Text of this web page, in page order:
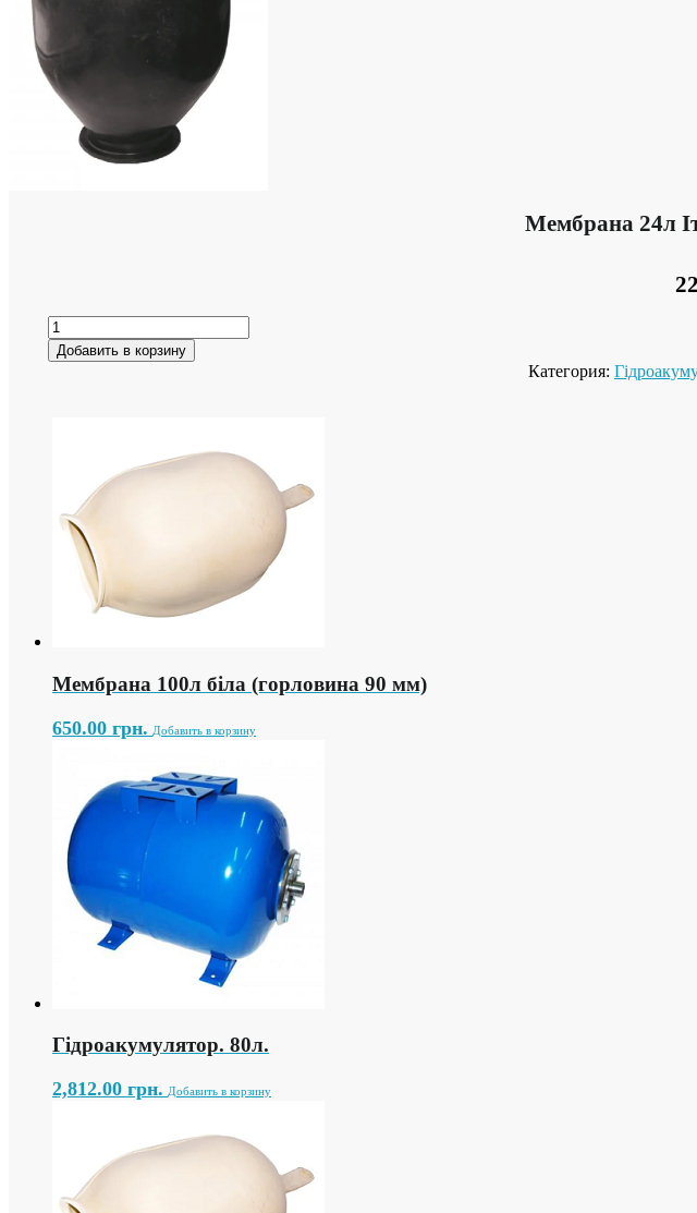
Мембрана 24л
Добавить в корзину
Категория:
Мембрана 100л біла (горловина 90 мм)
650.00 грн. Добавить в корзину
Гідроакумулятор. 80л.
2,812.00 грн. Добавить в корзину